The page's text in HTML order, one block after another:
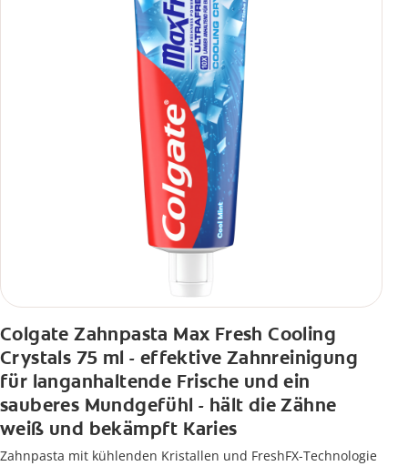
Colgate Zahnpasta Max Fresh Cooling
Crystals 75 ml - effektive Zahnreinigung
für langanhaltende Frische und ein
sauberes Mundgefühl - hält die Zähne
weiß und bekämpft Karies
Zahnpasta mit kühlenden Kristallen und FreshFX-Technologie